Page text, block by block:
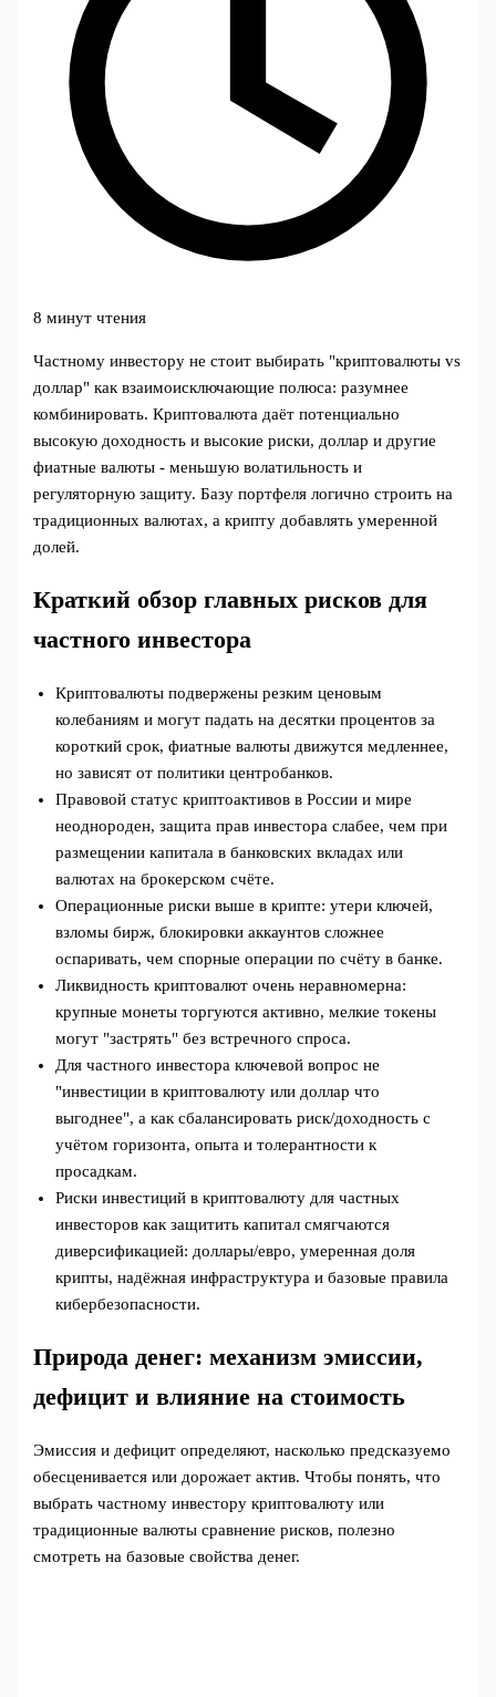
8 минут чтения
Частному инвестору не стоит выбирать "криптовалюты vs
доллар" как взаимоисключающие полюса: разумнее
комбинировать. Криптовалюта даёт потенциально
высокую доходность и высокие риски, доллар и другие
фиатные валюты - меньшую волатильность и
регуляторную защиту. Базу портфеля логично строить на
традиционных валютах, а крипту добавлять умеренной
долей.
Краткий обзор главных рисков для
частного инвестора
Криптовалюты подвержены резким ценовым
колебаниям и могут падать на десятки процентов за
короткий срок, фиатные валюты движутся медленнее,
но зависят от политики центробанков.
Правовой статус криптоактивов в России и мире
неоднороден, защита прав инвестора слабее, чем при
размещении капитала в банковских вкладах или
валютах на брокерском счёте.
Операционные риски выше в крипте: утери ключей,
взломы бирж, блокировки аккаунтов сложнее
оспаривать, чем спорные операции по счёту в банке.
Ликвидность криптовалют очень неравномерна:
крупные монеты торгуются активно, мелкие токены
могут "застрять" без встречного спроса.
Для частного инвестора ключевой вопрос не
"инвестиции в криптовалюту или доллар что
выгоднее", а как сбалансировать риск/доходность с
учётом горизонта, опыта и толерантности к
просадкам.
Риски инвестиций в криптовалюту для частных
инвесторов как защитить капитал смягчаются
диверсификацией: доллары/евро, умеренная доля
крипты, надёжная инфраструктура и базовые правила
кибербезопасности.
Природа денег: механизм эмиссии,
дефицит и влияние на стоимость
Эмиссия и дефицит определяют, насколько предсказуемо
обесценивается или дорожает актив. Чтобы понять, что
выбрать частному инвестору криптовалюту или
традиционные валюты сравнение рисков, полезно
смотреть на базовые свойства денег.